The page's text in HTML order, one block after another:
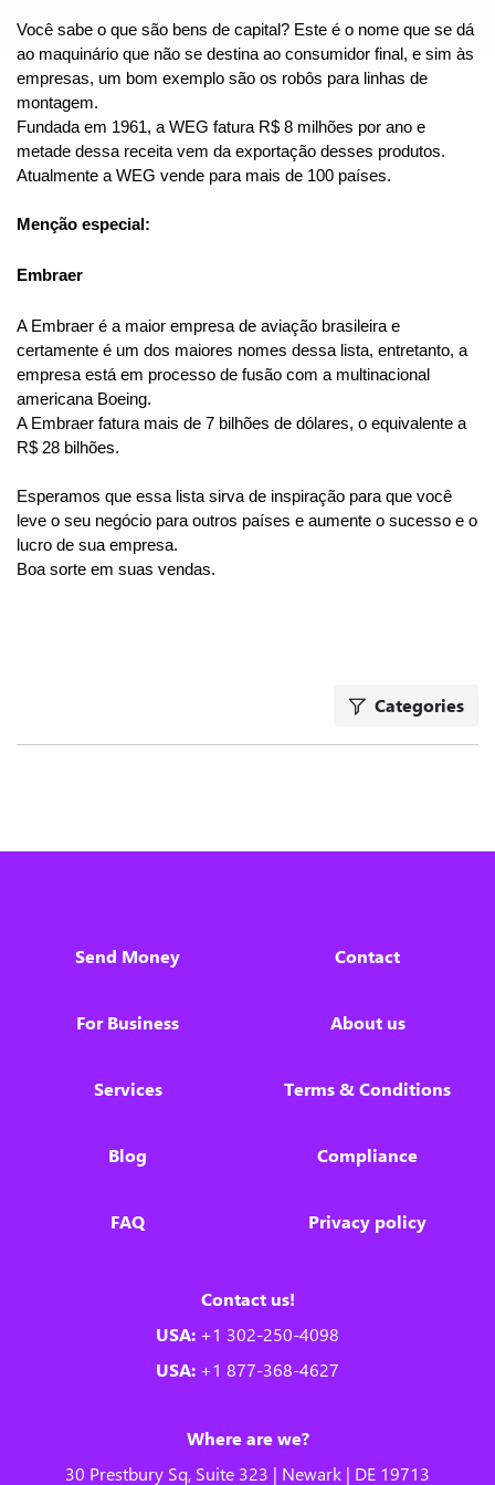
Você sabe o que são bens de capital? Este é o nome que se dá
ao maquinário que não se destina ao consumidor final, e sim às
empresas, um bom exemplo são os robôs para linhas de
montagem.
Fundada em 1961, a WEG fatura R$ 8 milhões por ano e
metade dessa receita vem da exportação desses produtos.
Atualmente a WEG vende para mais de 100 países.
Menção especial:
Embraer
A Embraer é a maior empresa de aviação brasileira e
certamente é um dos maiores nomes dessa lista, entretanto, a
empresa está em processo de fusão com a multinacional
americana Boeing.
A Embraer fatura mais de 7 bilhões de dólares, o equivalente a
R$ 28 bilhões.
Esperamos que essa lista sirva de inspiração para que você
leve o seu negócio para outros países e aumente o sucesso e o
lucro de sua empresa.
Boa sorte em suas vendas.
Categories
Send Money
For Business
Services
Blog
FAQ
Contact
About us
Terms & Conditions
Compliance
Privacy policy
Contact us!
USA: +1 302-250-4098
USA: +1 877-368-4627
Where are we?
30 Prestbury Sq, Suite 323 | Newark | DE 19713